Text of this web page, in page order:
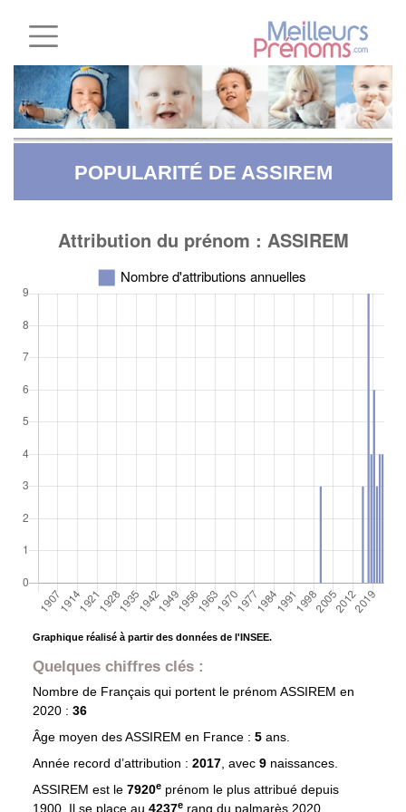
POPULARITÉ DE ASSIREM
Graphique réalisé à partir des données de l'INSEE.
Quelques chiffres clés :
Nombre de Français qui portent le prénom ASSIREM en
2020 : 36
Âge moyen desASSIREM en France : 5 ans.
Année record d’attribution : 2017, avec 9 naissances.
ASSIREM est le 7920eprénom le plus attribué depuis
1900. Il se place au 4237e rang du palmarès 2020.